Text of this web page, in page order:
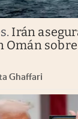
. Irán
Omán
Ghaffari